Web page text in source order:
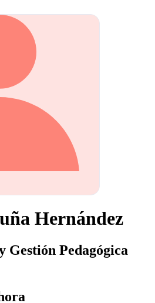
Hernández
Gestión Pedagógica